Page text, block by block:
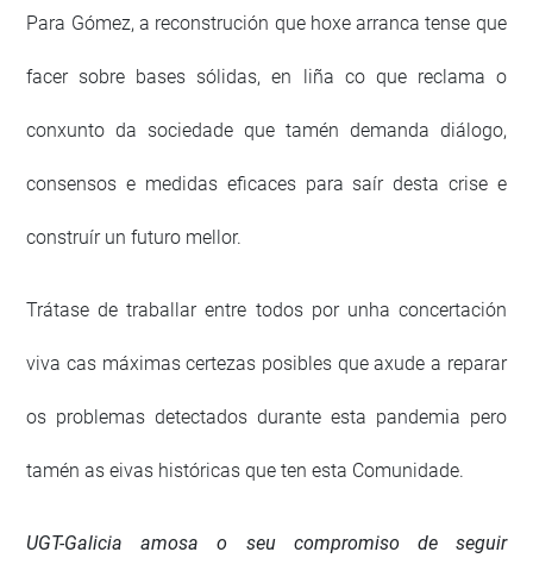
Para Gómez, a reconstrución que hoxe arranca tense que
facer sobre bases sólidas, en liña co que reclama o
conxunto da sociedade que tamén demanda diálogo,
consensos e medidas eficaces para saír desta crise e
construír un futuro mellor.
Trátase de traballar entre todos por unha concertación
viva cas máximas certezas posibles que axude a reparar
os problemas detectados durante esta pandemia pero
tamén as eivas históricas que ten esta Comunidade.
UGT-Galicia amosa o seu compromiso de seguir